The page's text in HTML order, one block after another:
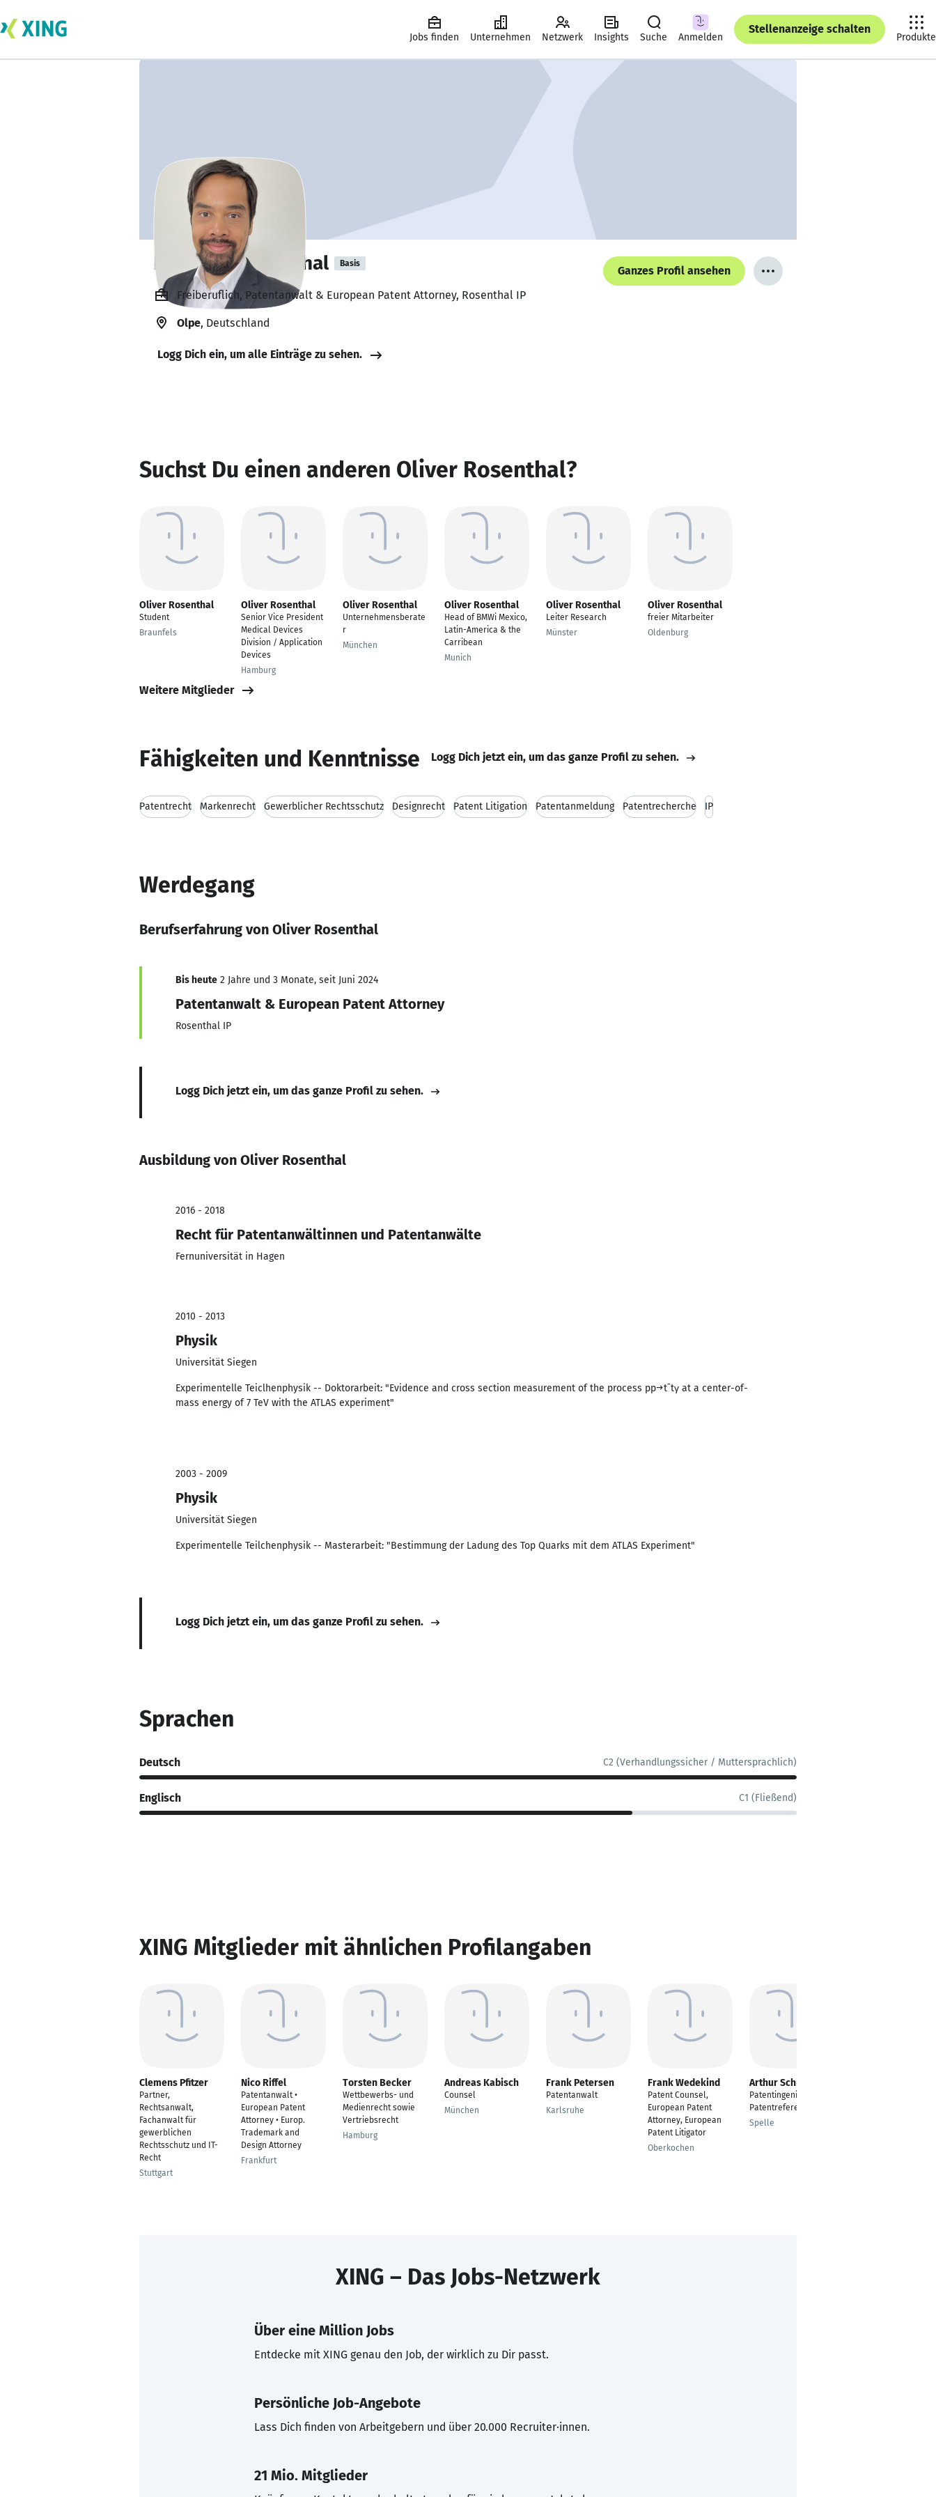
Jobs finden Unternehmen Netzwerk Insights Suche Anmelden
Stellenanzeige schalten
Produkte
Dr. Oliver Rosenthal Basis
Ganzes Profil ansehen
Freiberuflich, Patentanwalt & European Patent Attorney, Rosenthal IP
Olpe, Deutschland
Logg Dich ein, um alle Einträge zu sehen.
Suchst Du einen anderen Oliver Rosenthal?
Oliver Rosenthal
Student
Braunfels
Oliver Rosenthal
Senior Vice President
Medical Devices
Division / Application
Devices
Hamburg
Oliver Rosenthal
Unternehmensberate
r
München
Oliver Rosenthal
Head of BMWi Mexico,
Latin-America & the
Carribean
Munich
Oliver Rosenthal
Leiter Research
Münster
Oliver Rosenthal
freier Mitarbeiter
Oldenburg
Weitere Mitglieder
Fähigkeiten und Kenntnisse Logg Dich jetzt ein, um das ganze Profil zu sehen.
Patentrecht Markenrecht Gewerblicher Rechtsschutz Designrecht Patent Litigation Patentanmeldung Patentrecherche IP
Werdegang
Berufserfahrung von Oliver Rosenthal
Bis heute 2 Jahre und 3 Monate, seit Juni 2024
Patentanwalt & European Patent Attorney
Rosenthal IP
Logg Dich jetzt ein, um das ganze Profil zu sehen.
Ausbildung von Oliver Rosenthal
2016 - 2018
Recht für Patentanwältinnen und Patentanwälte
Fernuniversität in Hagen
2010 - 2013
Physik
Universität Siegen
Experimentelle Teiclhenphysik -- Doktorarbeit: "Evidence and cross section measurement of the process pp→t¯tγ at a center-of-
mass energy of 7 TeV with the ATLAS experiment"
2003 - 2009
Physik
Universität Siegen
Experimentelle Teilchenphysik -- Masterarbeit: "Bestimmung der Ladung des Top Quarks mit dem ATLAS Experiment"
Logg Dich jetzt ein, um das ganze Profil zu sehen.
Sprachen
Deutsch C2 (Verhandlungssicher / Muttersprachlich)
Englisch C1 (Fließend)
XING Mitglieder mit ähnlichen Profilangaben
Clemens Pfitzer
Partner,
Rechtsanwalt,
Fachanwalt für
gewerblichen
Rechtsschutz und IT-
Recht
Stuttgart
Nico Riffel
Patentanwalt •
European Patent
Attorney • Europ.
Trademark and
Design Attorney
Frankfurt
Torsten Becker
Wettbewerbs- und
Medienrecht sowie
Vertriebsrecht
Hamburg
Andreas Kabisch
Counsel
München
Frank Petersen
Patentanwalt
Karlsruhe
Frank Wedekind
Patent Counsel,
European Patent
Attorney, European
Patent Litigator
Oberkochen
Arthur Schmidt
Patentingenieur /
Patentreferent
Spelle
XING – Das Jobs-Netzwerk
Über eine Million Jobs
Entdecke mit XING genau den Job, der wirklich zu Dir passt.
Persönliche Job-Angebote
Lass Dich finden von Arbeitgebern und über 20.000 Recruiter·innen.
21 Mio. Mitglieder